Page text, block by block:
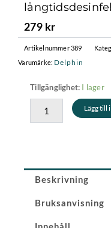
279 kr
Artikelnummer389
Varumärke: Delphin
Tillgänglighet: I lager
Delphin
Spa
Quick
Tabs
kg
mängd
Lägg till
Beskrivning
Bruksanvisning